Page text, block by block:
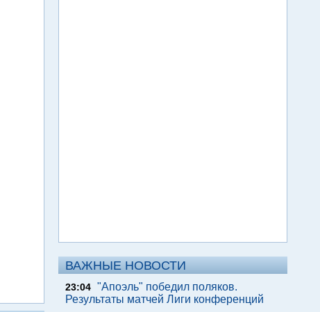
ВАЖНЫЕ НОВОСТИ
23:04 "Апоэль" победил поляков.
Результаты матчей Лиги конференций